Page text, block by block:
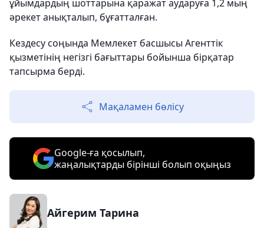
ұйымдардың шоттарына қаражат аударуға 1,2 мың
әрекет анықталып, бұғатталған.
Кездесу соңында Мемлекет басшысы Агенттік
қызметінің негізгі бағыттары бойынша бірқатар
тапсырма берді.
Мақаламен бөлісу
Google-ға қосылып,
жаңалықтарды бірінші болып оқыңыз
Айгерим Тарина